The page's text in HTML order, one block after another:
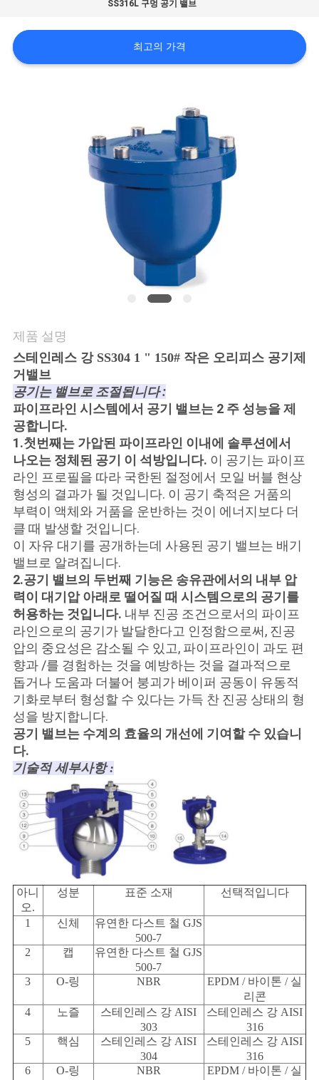
질
식
인
용
문
을
요
구
하
세
요
사
이
트
맵
PRIVACY
POLICY
SS316L 구멍 공기 밸브
최고의 가격
제품 설명
스테인레스 강 SS304 1 " 150# 작은 오리피스 공기제
거밸브
공기는 밸브로 조절됩니다 :
파이프라인 시스템에서 공기 밸브는 2 주 성능을 제
공합니다.
1.첫번째는 가압된 파이프라인 이내에 솔루션에서
나오는 정체된 공기 이 석방입니다. 이 공기는 파이프
라인 프로필을 따라 국한된 절정에서 모일 버블 현상
형성의 결과가 될 것입니다. 이 공기 축적은 거품의
부력이 액체와 거품을 운반하는 것이 에너지보다 더
클 때 발생할 것입니다.
이 자유 대기를 공개하는데 사용된 공기 밸브는 배기
밸브로 알려집니다.
2.공기 밸브의 두번째 기능은 송유관에서의 내부 압
력이 대기압 아래로 떨어질 때 시스템으로의 공기를
허용하는 것입니다. 내부 진공 조건으로서의 파이프
라인으로의 공기가 발달한다고 인정함으로써, 진공
압의 중요성은 감소될 수 있고, 파이프라인이 과도 편
향과 /를 경험하는 것을 예방하는 것을 결과적으로
돕거나 도움과 더불어 붕괴가 베이퍼 공동이 유동적
기화로부터 형성할 수 있다는 가득 찬 진공 상태의 형
성을 방지합니다.
공기 밸브는 수계의 효율의 개선에 기여할 수 있습니
다.
기술적 세부사항 :
아니
오.
성분 표준 소재 선택적입니다
1 신체
유연한 다스트 철 GJS
500-7
2
캡
유연한 다스트 철 GJS
500-7
3
O-링 NBR
EPDM / 바이톤 / 실
리콘
4
노즐
스테인레스 강 AISI
303
스테인레스 강 AISI
316
5
핵심
스테인레스 강 AISI
304
스테인레스 강 AISI
316
6
O-링 NBR
EPDM / 바이톤 / 실